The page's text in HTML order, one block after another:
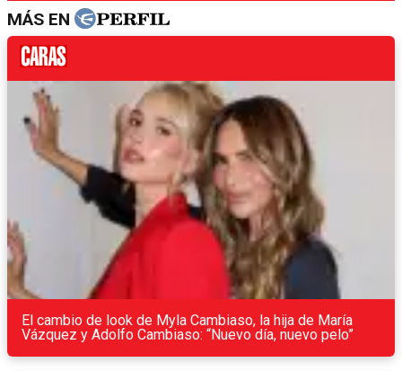
MÁS EN
El cambio de look de Myla Cambiaso, la hija de María
Vázquez y Adolfo Cambiaso: “Nuevo día, nuevo pelo”